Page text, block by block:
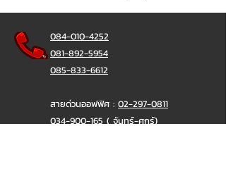
084-010-4252
081-892-5954
085-833-6612
สายด่วนออฟฟิศ : 02-297-0811
034-900-165( จันทร์-ศุกร์)